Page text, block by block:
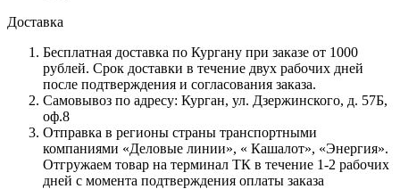
Доставка
Бесплатная доставка по Кургану при заказе от 1000
рублей. Срок доставки в течение двух рабочих дней
после подтверждения и согласования заказа.
Самовывоз по адресу: Курган, ул. Дзержинского, д. 57Б,
оф.8
Отправка в регионы страны транспортными
компаниями «Деловые линии», « Кашалот», «Энергия».
Отгружаем товар на терминал ТК в течение 1-2 рабочих
дней с момента подтверждения оплаты заказа